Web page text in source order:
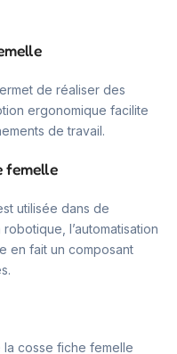
de réaliser des
ergonomique facilite
de travail.
femelle
utilisée dans de
l’automatisation
en fait un composant
la cosse fiche femelle